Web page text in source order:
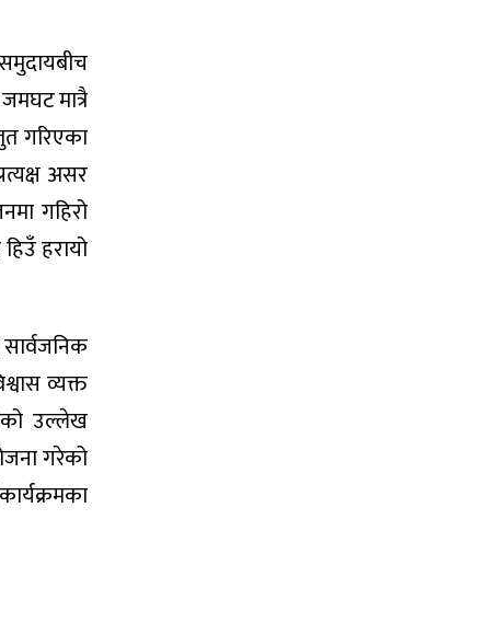
मात्रै
गरिएका
असर
गहिरो
हरायो
व्यक्त
उल्लेख
गरेको